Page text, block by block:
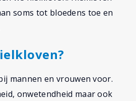
soms tot bloedens toe en
mannen en vrouwen voor.
onwetendheid maar ook